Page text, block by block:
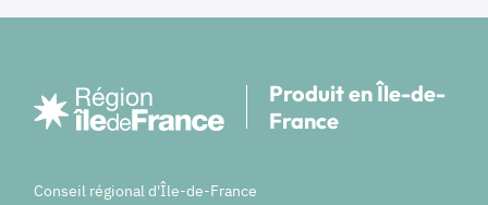
Produit en Île-de-
France
Conseil régional d'Île-de-France